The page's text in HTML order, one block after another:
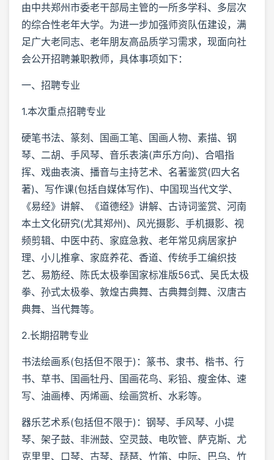
由中共郑州市委老干部局主管的一所多学科、多层次
的综合性老年大学。为进一步加强师资队伍建设，满
足广大老同志、老年朋友高品质学习需求，现面向社
会公开招聘兼职教师，具体事项如下：
一、招聘专业
1.本次重点招聘专业
硬笔书法、篆刻、国画工笔、国画人物、素描、钢
琴、二胡、手风琴、音乐表演(声乐方向)、合唱指
挥、戏曲表演、播音与主持艺术、名著鉴赏(四大名
著)、写作课(包括自媒体写作)、中国现当代文学、
《易经》讲解、《道德经》讲解、古诗词鉴赏、河南
本土文化研究(尤其郑州)、风光摄影、手机摄影、视
频剪辑、中医中药、家庭急救、老年常见病居家护
理、小儿推拿、家庭养花、香道、传统手工编织技
艺、易筋经、陈氏太极拳国家标准版56式、吴氏太极
拳、孙式太极拳、敦煌古典舞、古典舞剑舞、汉唐古
典舞、当代舞等。
2.长期招聘专业
书法绘画系(包括但不限于)：篆书、隶书、楷书、行
书、草书、国画牡丹、国画花鸟、彩铅、瘦金体、速
写、油画棒、丙烯画、绘画赏析、水彩等。
器乐艺术系(包括但不限于)：钢琴、手风琴、小提
琴、架子鼓、非洲鼓、空灵鼓、电吹管、萨克斯、尤
克里里、口琴、古琴、琵琶、竹笛、中阮、巴乌、竹